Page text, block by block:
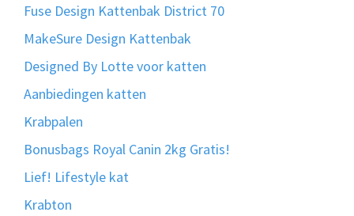
Fuse Design Kattenbak District 70
MakeSure Design Kattenbak
Designed By Lotte voor katten
Aanbiedingen katten
Krabpalen
Bonusbags Royal Canin 2kg Gratis!
Lief! Lifestyle kat
Krabton